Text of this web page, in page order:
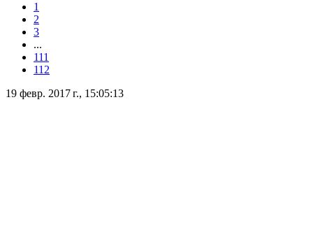
1
2
3
...
111
112
19 февр. 2017 г., 15:05:13